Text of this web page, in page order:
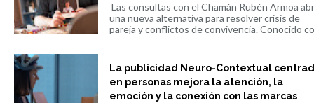
Las consultas con el Chamán Rubén Armoa
una nueva alternativa para resolver crisis de
pareja y conflictos de convivencia. Conocido
La publicidad Neuro-Contextual
en personas mejora la atención, la
emoción y la conexión con las marcas